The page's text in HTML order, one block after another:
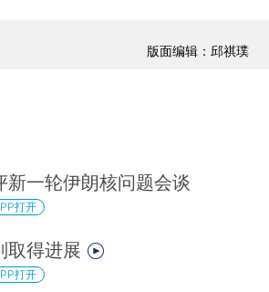
版面编辑：邱祺璞
新一轮伊朗核问题会谈
打开
取得进展
打开